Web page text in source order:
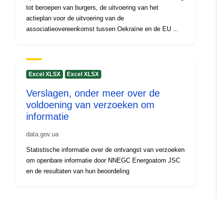
tot beroepen van burgers, de uitvoering van het
actieplan voor de uitvoering van de
associatieovereenkomst tussen Oekraïne en de EU ...
Excel XLSX Excel XLSX
Verslagen, onder meer over de
voldoening van verzoeken om
informatie
data.gov.ua
Statistische informatie over de ontvangst van verzoeken
om openbare informatie door NNEGC Energoatom JSC
en de resultaten van hun beoordeling